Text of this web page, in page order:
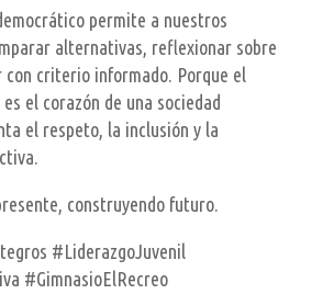
permite a nuestros
alternativas, reflexionar sobre
con criterio informado. Porque el
el corazón de una sociedad
el respeto, la inclusión y la
construyendo futuro.
#LiderazgoJuvenil
#GimnasioElRecreo